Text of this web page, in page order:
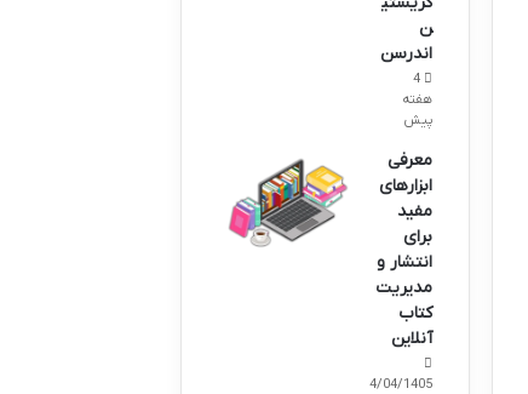
ن
اندرسن
4
هفته
پیش
معرفی
ابزارهای
مفید
برای
انتشار و
مدیریت
کتاب
آنلاین
14/04/1405